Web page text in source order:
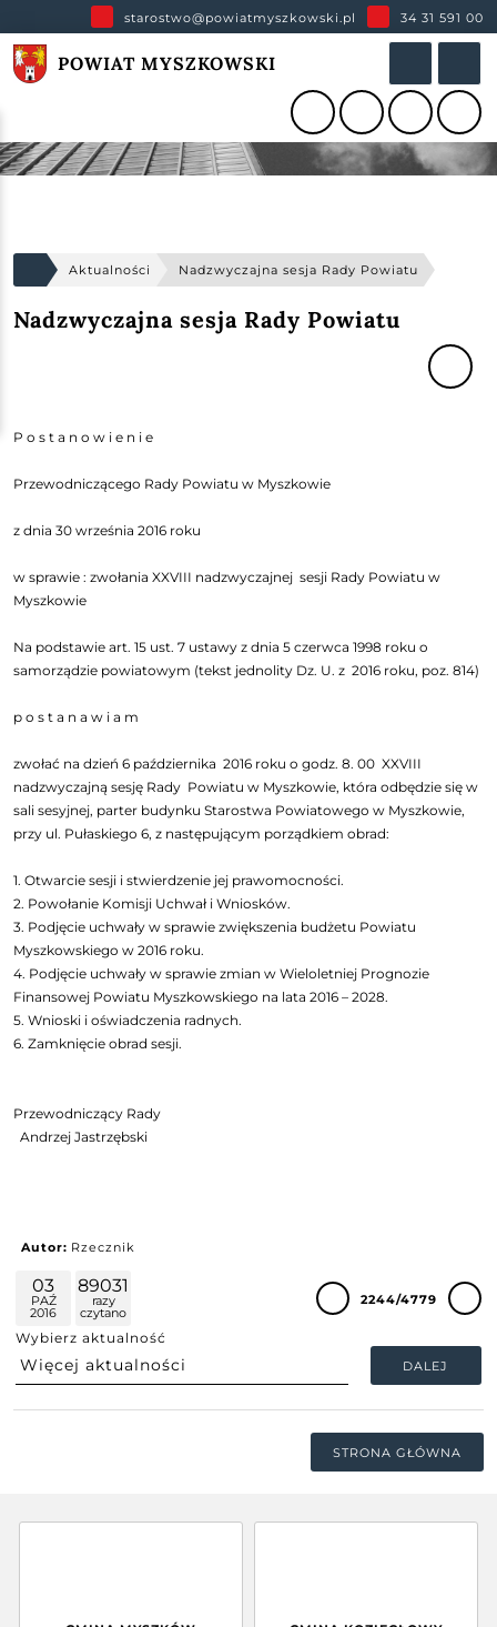
starostwo@powiatmyszkowski.pl 34 31 591 00
POWIAT MYSZKOWSKI
Aktualności Nadzwyczajna sesja Rady Powiatu
Nadzwyczajna sesja Rady Powiatu
P o s t a n o w i e n i e
Przewodniczącego Rady Powiatu w Myszkowie
z dnia 30 września 2016 roku
w sprawie : zwołania XXVIII nadzwyczajnej sesji Rady Powiatu w
Myszkowie
Na podstawie art. 15 ust. 7 ustawy z dnia 5 czerwca 1998 roku o
samorządzie powiatowym (tekst jednolity Dz. U. z 2016 roku, poz. 814)
p o s t a n a w i a m
zwołać na dzień 6 października 2016 roku o godz. 8. 00 XXVIII
nadzwyczajną sesję Rady Powiatu w Myszkowie, która odbędzie się w
sali sesyjnej, parter budynku Starostwa Powiatowego w Myszkowie,
przy ul. Pułaskiego 6, z następującym porządkiem obrad:
1. Otwarcie sesji i stwierdzenie jej prawomocności.
2. Powołanie Komisji Uchwał i Wniosków.
3. Podjęcie uchwały w sprawie zwiększenia budżetu Powiatu
Myszkowskiego w 2016 roku.
4. Podjęcie uchwały w sprawie zmian w Wieloletniej Prognozie
Finansowej Powiatu Myszkowskiego na lata 2016 – 2028.
5. Wnioski i oświadczenia radnych.
6. Zamknięcie obrad sesji.
Przewodniczący Rady
Andrzej Jastrzębski
Autor: Rzecznik
03
PAŹ
2016
89031
razy
czytano
Wybierz aktualność
DALEJ
2244/4779
STRONA GŁÓWNA